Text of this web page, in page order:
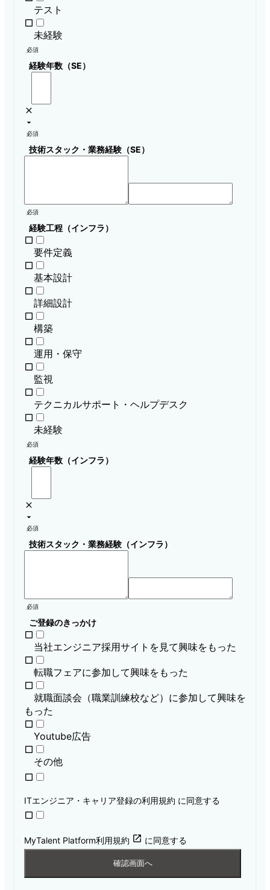
テスト
未経験
必須
経験年数（SE）
必須
技術スタック・業務経験（SE）
必須
経験工程（インフラ）
要件定義
基本設計
詳細設計
構築
運用・保守
監視
テクニカルサポート・ヘルプデスク
未経験
必須
経験年数（インフラ）
必須
技術スタック・業務経験（インフラ）
必須
ご登録のきっかけ
当社エンジニア採用サイトを見て興味をもった
転職フェアに参加して興味をもった
就職面談会（職業訓練校など）に参加して興味を
もった
Youtube広告
その他
ITエンジニア・キャリア登録の利用規約 に同意する
MyTalent Platform利用規約 open_in_new に同意する
確認画面へ